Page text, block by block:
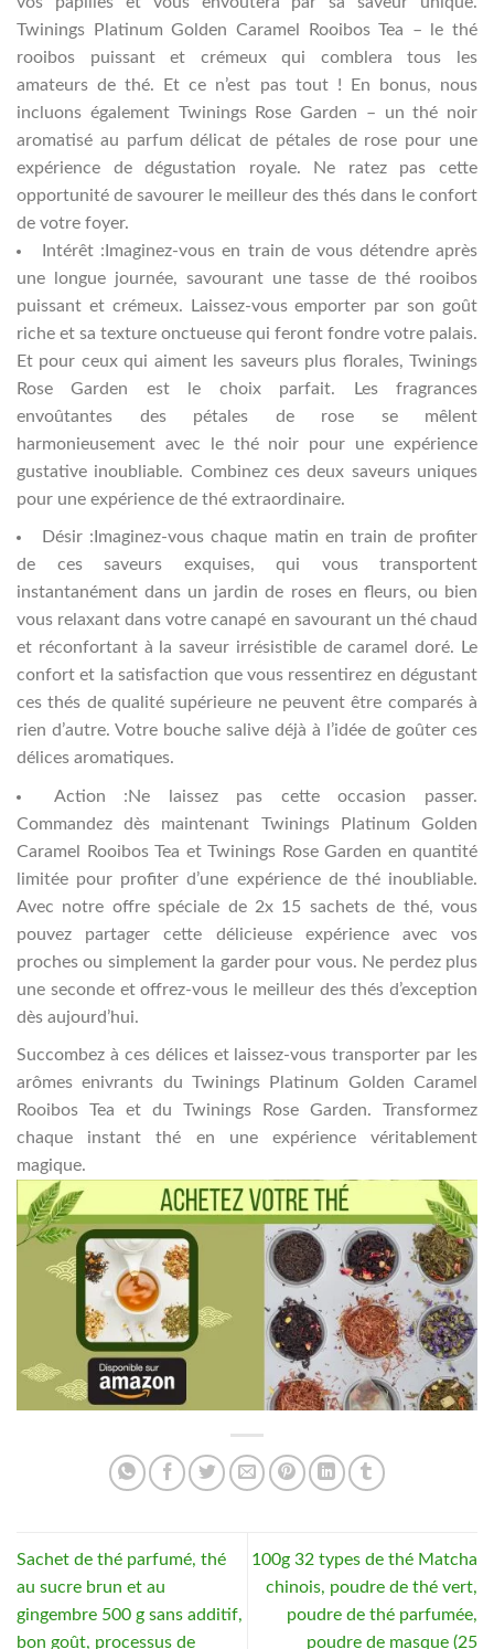
Twinings Platinum Golden Caramel Rooibos Tea – le thé
rooibos puissant et crémeux qui comblera tous les
amateurs de thé. Et ce n’est pas tout ! En bonus, nous
incluons également Twinings Rose Garden – un thé noir
aromatisé au parfum délicat de pétales de rose pour une
expérience de dégustation royale. Ne ratez pas cette
opportunité de savourer le meilleur des thés dans le confort
de votre foyer.
Intérêt :Imaginez-vous en train de vous détendre après
une longue journée, savourant une tasse de thé rooibos
puissant et crémeux. Laissez-vous emporter par son goût
riche et sa texture onctueuse qui feront fondre votre palais.
Et pour ceux qui aiment les saveurs plus florales, Twinings
Rose Garden est le choix parfait. Les fragrances
envoûtantes des pétales de rose se mêlent
harmonieusement avec le thé noir pour une expérience
gustative inoubliable. Combinez ces deux saveurs uniques
pour une expérience de thé extraordinaire.
Désir :Imaginez-vous chaque matin en train de profiter
de ces saveurs exquises, qui vous transportent
instantanément dans un jardin de roses en fleurs, ou bien
vous relaxant dans votre canapé en savourant un thé chaud
et réconfortant à la saveur irrésistible de caramel doré. Le
confort et la satisfaction que vous ressentirez en dégustant
ces thés de qualité supérieure ne peuvent être comparés à
rien d’autre. Votre bouche salive déjà à l’idée de goûter ces
délices aromatiques.
Action :Ne laissez pas cette occasion passer.
Commandez dès maintenant Twinings Platinum Golden
Caramel Rooibos Tea et Twinings Rose Garden en quantité
limitée pour profiter d’une expérience de thé inoubliable.
Avec notre offre spéciale de 2x 15 sachets de thé, vous
pouvez partager cette délicieuse expérience avec vos
proches ou simplement la garder pour vous. Ne perdez plus
une seconde et offrez-vous le meilleur des thés d’exception
dès aujourd’hui.
Succombez à ces délices et laissez-vous transporter par les
arômes enivrants du Twinings Platinum Golden Caramel
Rooibos Tea et du Twinings Rose Garden. Transformez
chaque instant thé en une expérience véritablement
magique.
Sachet de thé parfumé, thé
au sucre brun et au
gingembre 500 g sans additif,
bon goût, processus de
100g 32 types de thé Matcha
chinois, poudre de thé vert,
poudre de thé parfumée,
poudre de masque (25